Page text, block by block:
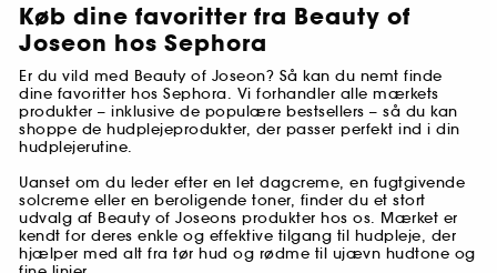
Køb dine favoritter fra Beauty of
Joseon hos Sephora
Er du vild med Beauty of Joseon? Så kan du nemt finde
dine favoritter hos Sephora. Vi forhandler alle mærkets
produkter – inklusive de populære bestsellers – så du kan
shoppe de hudplejeprodukter, der passer perfekt ind i din
hudplejerutine.
Uanset om du leder efter en let dagcreme, en fugtgivende
solcreme eller en beroligende toner, finder du et stort
udvalg af Beauty of Joseons produkter hos os. Mærket er
kendt for deres enkle og effektive tilgang til hudpleje, der
hjælper med alt fra tør hud og rødme til ujævn hudtone og